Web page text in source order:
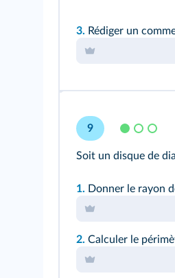
3. Rédiger un
9
Soit un disque de
1. Donner le rayon
2. Calculer le